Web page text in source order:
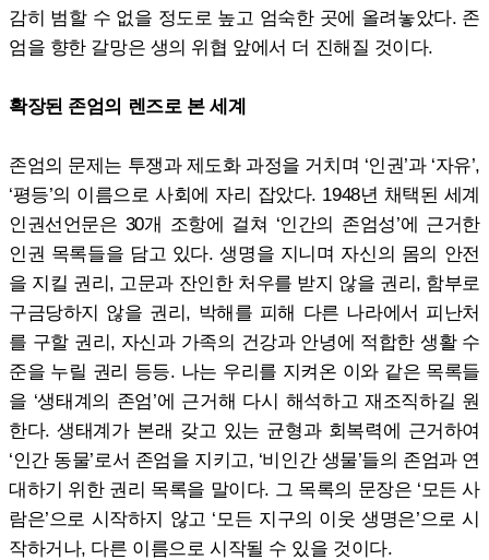
감히 범할 수 없을 정도로 높고 엄숙한 곳에 올려놓았다. 존
엄을 향한 갈망은 생의 위협 앞에서 더 진해질 것이다.
확장된 존엄의 렌즈로 본 세계
존엄의 문제는 투쟁과 제도화 과정을 거치며 ‘인권’과 ‘자유’,
‘평등’의 이름으로 사회에 자리 잡았다. 1948년 채택된 세계
인권선언문은 30개 조항에 걸쳐 ‘인간의 존엄성’에 근거한
인권 목록들을 담고 있다. 생명을 지니며 자신의 몸의 안전
을 지킬 권리, 고문과 잔인한 처우를 받지 않을 권리, 함부로
구금당하지 않을 권리, 박해를 피해 다른 나라에서 피난처
를 구할 권리, 자신과 가족의 건강과 안녕에 적합한 생활 수
준을 누릴 권리 등등. 나는 우리를 지켜온 이와 같은 목록들
을 ‘생태계의 존엄’에 근거해 다시 해석하고 재조직하길 원
한다. 생태계가 본래 갖고 있는 균형과 회복력에 근거하여
‘인간 동물’로서 존엄을 지키고, ‘비인간 생물’들의 존엄과 연
대하기 위한 권리 목록을 말이다. 그 목록의 문장은 ‘모든 사
람은’으로 시작하지 않고 ‘모든 지구의 이웃 생명은’으로 시
작하거나, 다른 이름으로 시작될 수 있을 것이다.